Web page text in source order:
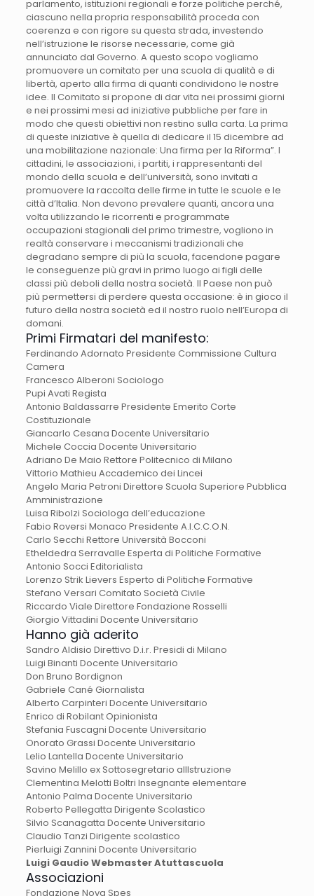
parlamento, istituzioni regionali e forze politiche perché,
ciascuno nella propria responsabilità proceda con
coerenza e con rigore su questa strada, investendo
nell’istruzione le risorse necessarie, come già
annunciato dal Governo. A questo scopo vogliamo
promuovere un comitato per una scuola di qualità e di
libertà, aperto alla firma di quanti condividono le nostre
idee. Il Comitato si propone di dar vita nei prossimi giorni
e nei prossimi mesi ad iniziative pubbliche per fare in
modo che questi obiettivi non restino sulla carta. La prima
di queste iniziative è quella di dedicare il 15 dicembre ad
una mobilitazione nazionale: Una firma per la Riforma”. I
cittadini, le associazioni, i partiti, i rappresentanti del
mondo della scuola e dell’università, sono invitati a
promuovere la raccolta delle firme in tutte le scuole e le
città d’Italia. Non devono prevalere quanti, ancora una
volta utilizzando le ricorrenti e programmate
occupazioni stagionali del primo trimestre, vogliono in
realtà conservare i meccanismi tradizionali che
degradano sempre di più la scuola, facendone pagare
le conseguenze più gravi in primo luogo ai figli delle
classi più deboli della nostra società. Il Paese non può
più permettersi di perdere questa occasione: è in gioco il
futuro della nostra società ed il nostro ruolo nell’Europa di
domani.
Primi Firmatari del manifesto:
Ferdinando Adornato Presidente Commissione Cultura
Camera
Francesco Alberoni Sociologo
Pupi Avati Regista
Antonio Baldassarre Presidente Emerito Corte
Costituzionale
Giancarlo Cesana Docente Universitario
Michele Coccia Docente Universitario
Adriano De Maio Rettore Politecnico di Milano
Vittorio Mathieu Accademico dei Lincei
Angelo Maria Petroni Direttore Scuola Superiore Pubblica
Amministrazione
Luisa Ribolzi Sociologa dell’educazione
Fabio Roversi Monaco Presidente A.I.C.C.O.N.
Carlo Secchi Rettore Università Bocconi
Etheldedra Serravalle Esperta di Politiche Formative
Antonio Socci Editorialista
Lorenzo Strik Lievers Esperto di Politiche Formative
Stefano Versari Comitato Società Civile
Riccardo Viale Direttore Fondazione Rosselli
Giorgio Vittadini Docente Universitario
Hanno già aderito
Sandro Aldisio Direttivo D.i.r. Presidi di Milano
Luigi Binanti Docente Universitario
Don Bruno Bordignon
Gabriele Cané Giornalista
Alberto Carpinteri Docente Universitario
Enrico di Robilant Opinionista
Stefania Fuscagni Docente Universitario
Onorato Grassi Docente Universitario
Lelio Lantella Docente Universitario
Savino Melillo ex Sottosegretario allIstruzione
Clementina Melotti Boltri Insegnante elementare
Antonio Palma Docente Universitario
Roberto Pellegatta Dirigente Scolastico
Silvio Scanagatta Docente Universitario
Claudio Tanzi Dirigente scolastico
Pierluigi Zannini Docente Universitario
Luigi Gaudio Webmaster Atuttascuola
Associazioni
Fondazione Nova Spes